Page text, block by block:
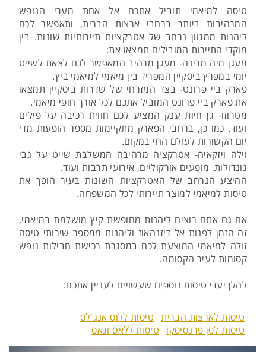
טיסה למיאמי תוביל אתכם אל אחת מערי הנופש
המרהיבות ביותר ברחבי ארצות הברית, ותאפשר לכם
ליהנות ממגוון נרחב של אטרקציות תיירותיות שונות. בין
מוקדי התיירות המובילים תמצאו את:
מעגן מיה מרינה- מעגן מרהיב המאפשר לכם לצאת לשייט
יומי במפרץ ביסקיין המפריד בין מיאמי למיאמי ביץ.
פארק ביי פרונט- בצד המזרחי של שדרות ביסקיין תמצאו
את פארק ביי פרונט המוביל אתכם לכל אורך חופי מיאמי.
מטרוזו- גן חיות ענק המציע לכם חווית רכיבה על פילים
ועוד. כמו כן, ברחבי הפארק מתקיימות מספר הופעות מדי
יום הקשורות לעולם החי במקום.
וילה ויזקאיה- אטרקציה מרהיבה המשלבת שייט על גבי
גונדולות, מופעים אורקוליים, אירועי תרבות ועוד.
ההיצע הנרחב של האטרקציות השונות בעיר הופך את
טיסות למיאמי למוצר תיירותי לכל המשפחה.
אם גם אתם רוצים ליהנות מחופשת קיץ מושלמת במיאמי,
זה הזמן לפנות אל דיזנהאוז וליהנות ממספר שירותי טיסה
זולה למיאמי המוצעת לכם במסגרת רכישת חבילות נופש
קסומות לעיר הקסומה.
להלן יעדי טיסות נוספים שעשויים לעניין אתכם:
טיסות לארצות הברית
טיסות ללוס אנג'לס
טיסות לסן פרנסיסקו
טיסות ללאס וגאס